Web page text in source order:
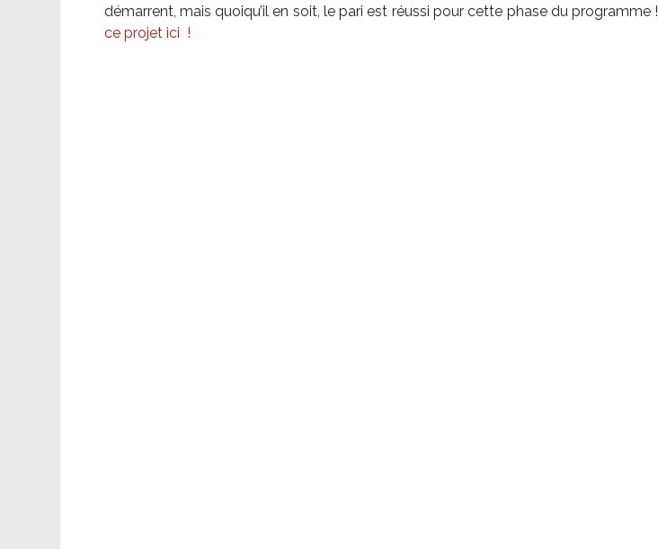
démarrent, mais quoiqu’il en soit, le pari est réussi pour cette phase du programme !
ce projet ici !